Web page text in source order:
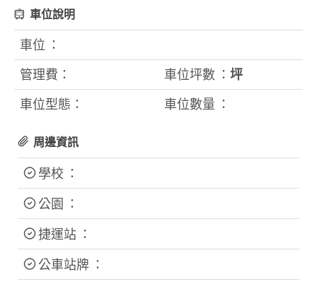
車位說明
車位 ：
管理費：
車位坪數 ： 坪
車位型態：
車位數量 ：
周邊資訊
學校 ：
公園 ：
捷運站 ：
公車站牌 ：